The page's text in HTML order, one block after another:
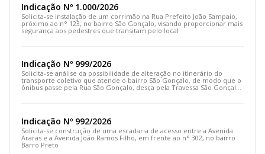
Indicação Nº 1.000/2026
Solicita-se instalação de um corrimão na Rua Prefeito João Sampaio,
próximo ao n° 123, no bairro São Gonçalo, visando proporcionar mais
segurança aos pedestres que transitam pelo local
Indicação Nº 999/2026
Solicita-se análise da possibilidade de alteração no itinerário do
transporte coletivo que atende o bairro São Gonçalo, de modo que o
ônibus passe pela Rua São Gonçalo, desça pela Travessa São Gonçalo
Indicação Nº 992/2026
Solicita-se construção de uma escadaria de acesso entre a Avenida
Araras e a Avenida João Ramos Filho, em frente ao n° 302, no bairro
Barro Preto